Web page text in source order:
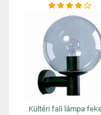
Kültéri fali lámpa